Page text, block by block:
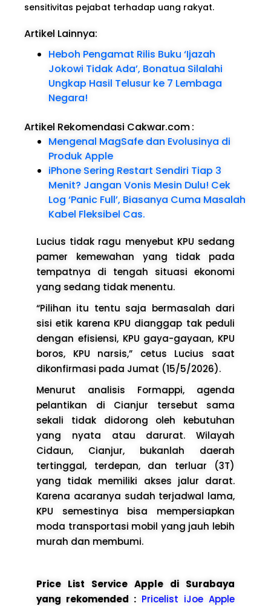
sensitivitas pejabat terhadap uang rakyat.
Artikel Lainnya:
Heboh Pengamat Rilis Buku ‘Ijazah
Jokowi Tidak Ada’, Bonatua Silalahi
Ungkap Hasil Telusur ke 7 Lembaga
Negara!
Artikel Rekomendasi Cakwar.com:
Mengenal MagSafe dan Evolusinya di
Produk Apple
iPhone Sering Restart Sendiri Tiap 3
Menit? Jangan Vonis Mesin Dulu! Cek
Log ‘Panic Full’, Biasanya Cuma Masalah
Kabel Fleksibel Cas.
Lucius tidak ragu menyebut KPU sedang
pamer kemewahan yang tidak pada
tempatnya di tengah situasi ekonomi
yang sedang tidak menentu.
“Pilihan itu tentu saja bermasalah dari
sisi etik karena KPU dianggap tak peduli
dengan efisiensi, KPU gaya-gayaan, KPU
boros, KPU narsis,” cetus Lucius saat
dikonfirmasi pada Jumat (15/5/2026).
Menurut analisis Formappi, agenda
pelantikan di Cianjur tersebut sama
sekali tidak didorong oleh kebutuhan
yang nyata atau darurat. Wilayah
Cidaun, Cianjur, bukanlah daerah
tertinggal, terdepan, dan terluar (3T)
yang tidak memiliki akses jalur darat.
Karena acaranya sudah terjadwal lama,
KPU semestinya bisa mempersiapkan
moda transportasi mobil yang jauh lebih
murah dan membumi.
Price List Service Apple di Surabaya
yang rekomended : Pricelist iJoe Apple